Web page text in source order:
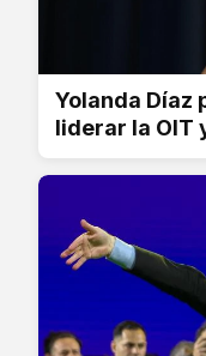
Yolanda Díaz
liderar la OIT